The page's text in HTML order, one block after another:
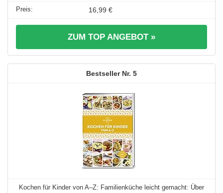
16,99 €
ZUM TOP ANGEBOT »
5
Kochen für Kinder von A–Z: Familienküche leicht gemacht: Über